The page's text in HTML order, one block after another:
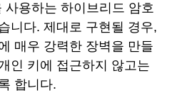
사용하는 하이브리드 암호
니다. 제대로 구현될 경우,
매우 강력한 장벽을 만들
인 키에 접근하지 않고는
합니다.